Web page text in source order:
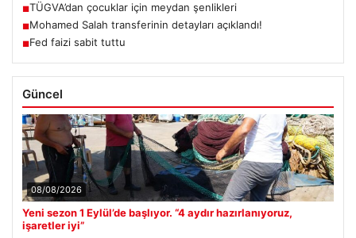
■TÜGVA’dan çocuklar için meydan şenlikleri
■Mohamed Salah transferinin detayları açıklandı!
■Fed faizi sabit tuttu
Güncel
08/08/2026
Yeni sezon 1 Eylül’de başlıyor. “4 aydır hazırlanıyoruz,
işaretler iyi”